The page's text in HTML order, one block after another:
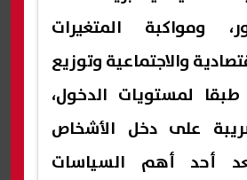
ومواكبة المتغيرات
والاجتماعية وتوزيع
لمستويات الدخول،
على دخل الأشخاص
أحد أهم السياسات